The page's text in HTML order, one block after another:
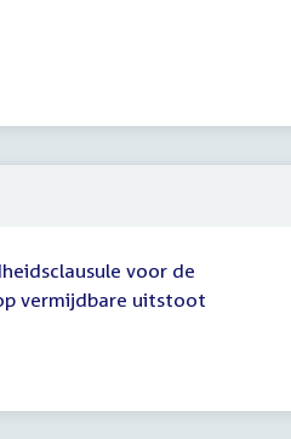
voor de
vermijdbare uitstoot